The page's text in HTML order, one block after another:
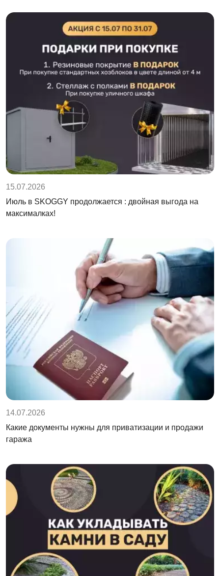
15.07.2026
Июль в SKOGGY продолжается : двойная выгода на
максималках!
14.07.2026
Какие документы нужны для приватизации и продажи
гаража